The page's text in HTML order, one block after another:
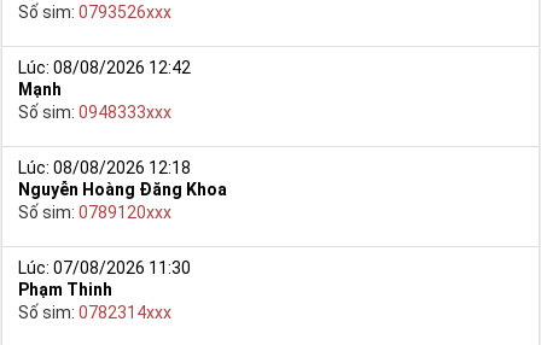
Hướng dẫn mua Sim Tứ Quý 2 tại Simtiengiang.vn
- Bạn cũng có thể mua sim bằng cách như sau:
Số sim: 0793526xxx
Lúc: 08/08/2026 12:42
Mạnh
Số sim: 0948333xxx
Lúc: 08/08/2026 12:18
Nguyễn Hoàng Đăng Khoa
Số sim: 0789120xxx
Lúc: 07/08/2026 11:30
Phạm Thinh
Số sim: 0782314xxx